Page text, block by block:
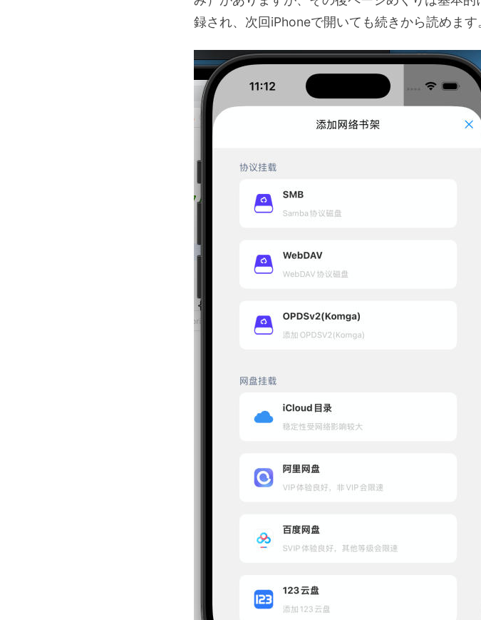
録され、次回iPhoneで開いても続きから読めます